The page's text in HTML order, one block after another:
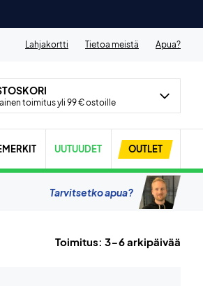
Lahjakortti Tietoa meistä Apua?
toimitus yli 99 € ostoille
UUTUUDET OUTLET
Tarvitsetko apua?
Toimitus: 3-6 arkipäivää